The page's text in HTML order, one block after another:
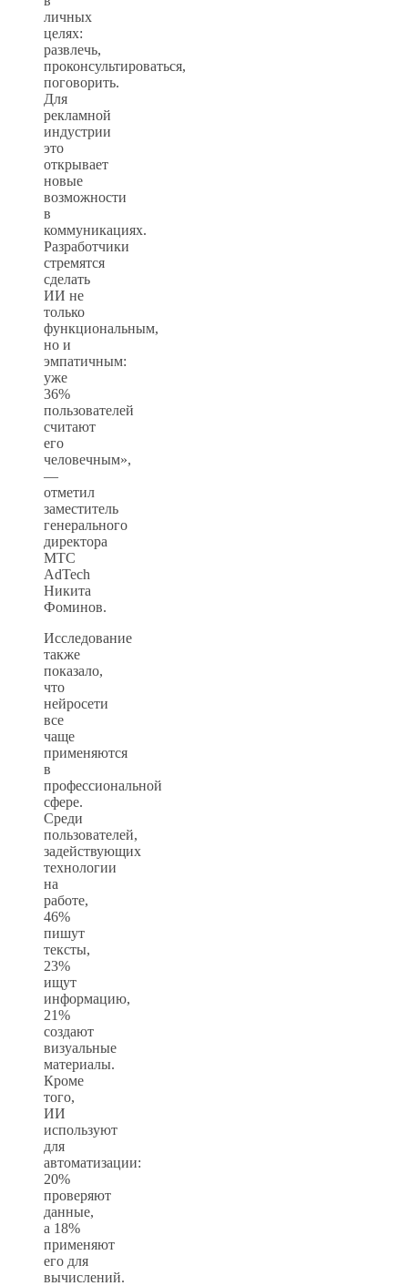
личных
целях:
развлечь,
проконсультироваться,
поговорить.
Для
рекламной
индустрии
это
открывает
новые
возможности
в
коммуникациях.
Разработчики
стремятся
сделать
ИИ не
только
функциональным,
но и
эмпатичным:
уже
36%
пользователей
считают
его
человечным»,
—
отметил
заместитель
генерального
директора
МТС
AdTech
Никита
Фоминов.
Исследование
также
показало,
что
нейросети
все
чаще
применяются
в
профессиональной
сфере.
Среди
пользователей,
задействующих
технологии
на
работе,
46%
пишут
тексты,
23%
ищут
информацию,
21%
создают
визуальные
материалы.
Кроме
того,
ИИ
используют
для
автоматизации:
20%
проверяют
данные,
а 18%
применяют
его для
вычислений.